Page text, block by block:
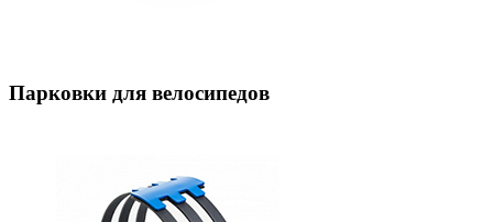
Парковки для велосипедов